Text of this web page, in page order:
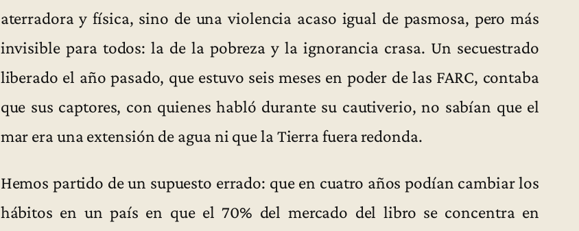
aterradora y física, sino de una violencia acaso igual de pasmosa, pero más
invisible para todos: la de la pobreza y la ignorancia crasa. Un secuestrado
liberado el año pasado, que estuvo seis meses en poder de las FARC, contaba
que sus captores, con quienes habló durante su cautiverio, no sabían que el
mar era una extensión de agua ni que la Tierra fuera redonda.
Hemos partido de un supuesto errado: que en cuatro años podían cambiar los
hábitos en un país en que el 70% del mercado del libro se concentra en